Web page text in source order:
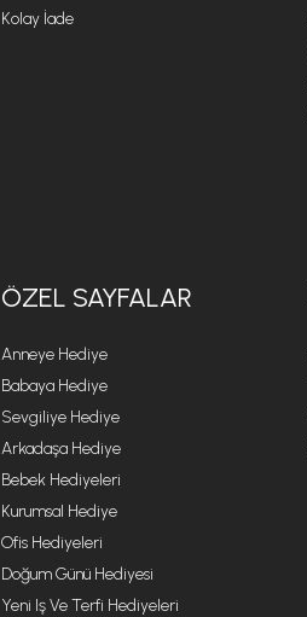
Kolay İade
ÖZEL SAYFALAR
Anneye Hediye
Babaya Hediye
Sevgiliye Hediye
Arkadaşa Hediye
Bebek Hediyeleri
Kurumsal Hediye
Ofis Hediyeleri
Doğum Günü Hediyesi
Yeni Iş Ve Terfi Hediyeleri